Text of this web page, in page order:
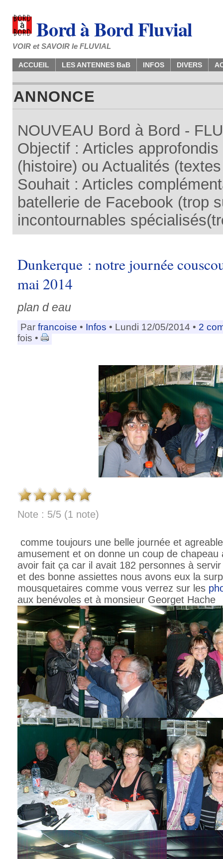
Bord à Bord Fluvial
VOIR et SAVOIR le FLUVIAL
ACCUEIL LES ANTENNES BaB INFOS DIVERS
ANNONCE
NOUVEAU Bord à Bord -
Objectif : Articles
(histoire) ou Actualités
Souhait : Articles
batellerie de Facebook (trop
incontournables
Dunkerque : notre journée
mai 2014
plan d eau
Par francoise • Infos • Lundi 12/05/2014 • 2
fois •
Note : 5/5 (1 note)
comme toujours une belle journée et
amusement et on donne un coup de chapeau
avoir fait ça car il avait 182 personnes à
et des bonne assiettes nous avons eux la
mousquetaires comme vous verrez sur les
aux benévoles et à monsieur Georget Hache